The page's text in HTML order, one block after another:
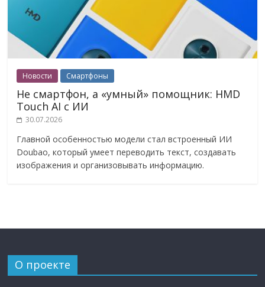
Новости Смартфоны
Не смартфон, а «умный» помощник: HMD
Touch AI с ИИ
30.07.2026
Главной особенностью модели стал встроенный ИИ
Doubao, который умеет переводить текст, создавать
изображения и организовывать информацию.
О проекте